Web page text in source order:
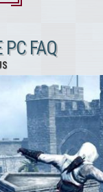
PC FAQ